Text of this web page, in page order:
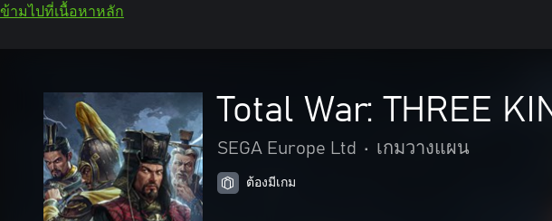
ข้ามไปที่เนื้อหาหลัก
Total War: THREE
SEGA Europe Ltd • เกมวางแผน
ต้องมีเกม